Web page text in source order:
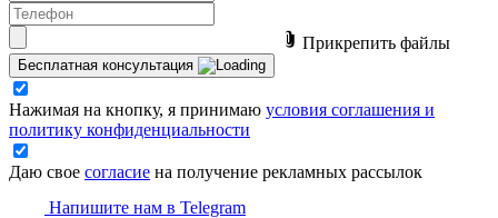
Прикрепить файлы
Бесплатная консультация
Нажимая на кнопку, я принимаю условия соглашения и
политику конфиденциальности
Даю свое согласие на получение рекламных рассылок
Напишите нам в Telegram